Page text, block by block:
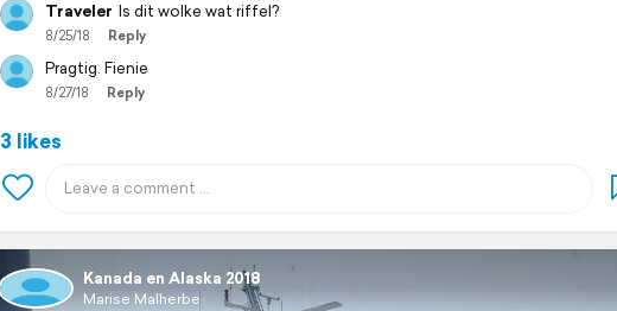
Traveler Is dit wolke wat riffel?
8/25/18 Reply
Pragtig. Fienie
8/27/18 Reply
3 likes
Kanada en Alaska 2018
Marise Malherbe